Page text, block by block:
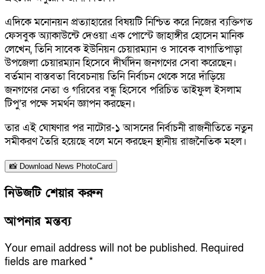
এদিকে মনোনয়ন প্রত্যাহারের বিষয়টি নিশ্চিত করে নিজের ব্যক্তিগত
ফেসবুক অ্যাকাউন্টে দেওয়া এক পোস্টে জাহাঙ্গীর হোসেন মানিক
লেখেন, তিনি সাবেক ইউনিয়ন চেয়ারম্যান ও সাবেক বাগাতিপাড়া
উপজেলা চেয়ারম্যান হিসেবে দীর্ঘদিন জনগণের সেবা করেছেন।
বর্তমান বাস্তবতা বিবেচনায় তিনি নির্বাচন থেকে সরে দাঁড়িয়ে
জনগণের নেতা ও গরিবের বন্ধু হিসেবে পরিচিত তাইফুল ইসলাম
টিপু’র পক্ষে সমর্থন জ্ঞাপন করছেন।
তার এই ঘোষণার পর নাটোর-১ আসনের নির্বাচনী রাজনীতিতে নতুন
সমীকরণ তৈরি হয়েছে বলে মনে করছেন স্থানীয় রাজনৈতিক মহল।
📸 Download News PhotoCard
নিউজটি শেয়ার করুন
আপনার মন্তব্য
Your email address will not be published. Required
fields are marked *